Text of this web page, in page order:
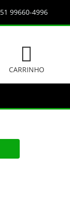
51 99660-4996
CARRINHO